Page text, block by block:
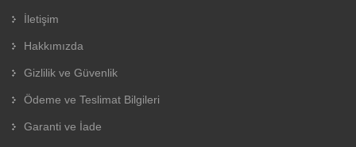
İletişim
Hakkımızda
Gizlilik ve Güvenlik
Ödeme ve Teslimat Bilgileri
Garanti ve İade